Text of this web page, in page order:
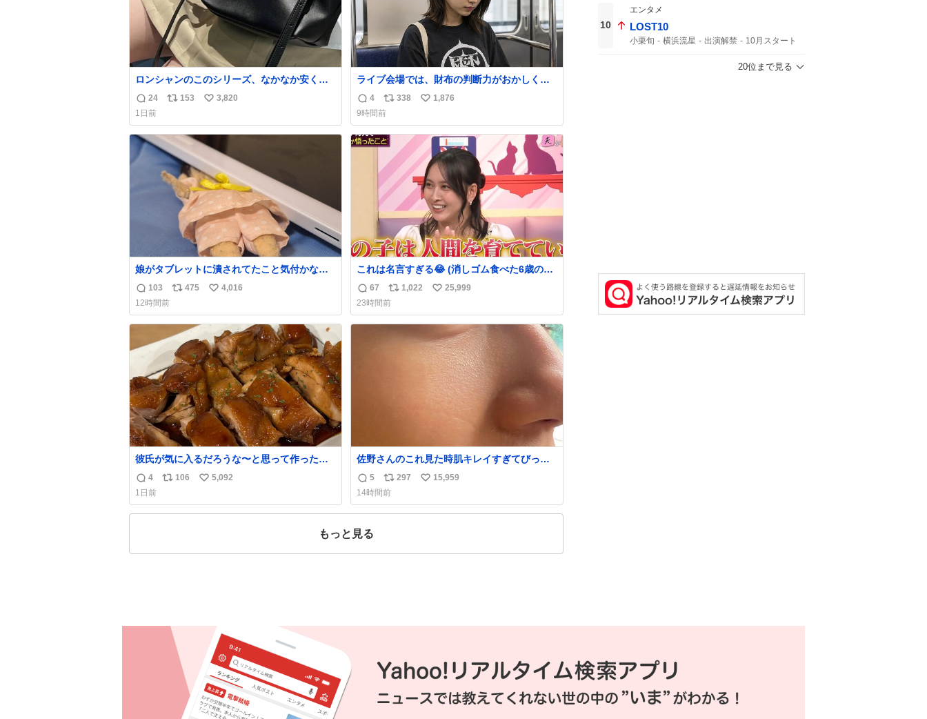
ロンシャンのこのシリーズ、なかなか安くな
らないのにセール価格になってる🖤✨レザー
なのが反則級にかわいい。持ってるだけでコ
ーデが格上げされる。
返
信
数
24
リ
ス
ト
数
153
い
ね
数
3,820
1日前
ライブ会場では、財布の判断力がおかしくな
る。
返
信
数
4
リ
ポ
ス
ト
数
338
い
ね
数
1,876
9時間前
娘がタブレットに潰されてたこと気付かなか
った。 旦那だけは娘の波長を感じ取れるから
声出せずともSOSが伝わったらしい。 急いで
旦那が救出して、泣きじゃくる娘に自分も謝
って抱きしめようとしたら、ビンタされてし
まった。3回ほど。 小さい手だけど、地味に
痛い。 その後、娘は旦那に泣きついてた。
返
信
数
103
リ
ス
ト
数
475
い
ね
数
4,016
12時間前
これは名言すぎる😂 (消しゴム食べた6歳の弟
を思い出しながら)
返
信
数
67
リ
ポ
ス
ト
1,022
い
ね
数
25,999
23時間前
彼氏が気に入るだろうな〜と思って作ったら
想像の何倍も美味しい美味しい言ってくれて
嬉しい
返
信
数
4
リ
ス
106
い
ね
5,092
1日前
佐野さんのこれ見た時肌キレイすぎてびっく
りしたし、やはりアイドルって体型･肌管理す
ごすぎる
返
信
数
5
リ
ポ
ス
297
い
ね
15,959
14時間前
もっと見る
10
エンタメ
LOST10
小栗旬 横浜流星 出演解禁
10月スタート
20位まで見る